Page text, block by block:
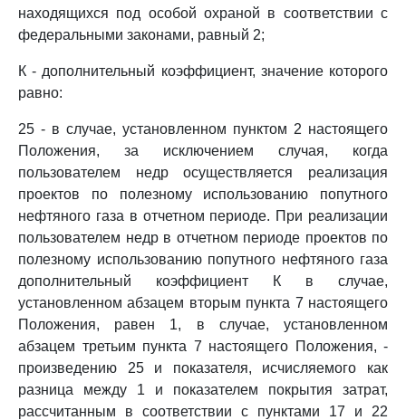
находящихся под особой охраной в соответствии с
федеральными законами, равный 2;
К - дополнительный коэффициент, значение которого
равно:
25 - в случае, установленном пунктом 2 настоящего
Положения, за исключением случая, когда
пользователем недр осуществляется реализация
проектов по полезному использованию попутного
нефтяного газа в отчетном периоде. При реализации
пользователем недр в отчетном периоде проектов по
полезному использованию попутного нефтяного газа
дополнительный коэффициент К в случае,
установленном абзацем вторым пункта 7 настоящего
Положения, равен 1, в случае, установленном
абзацем третьим пункта 7 настоящего Положения, -
произведению 25 и показателя, исчисляемого как
разница между 1 и показателем покрытия затрат,
рассчитанным в соответствии с пунктами 17 и 22